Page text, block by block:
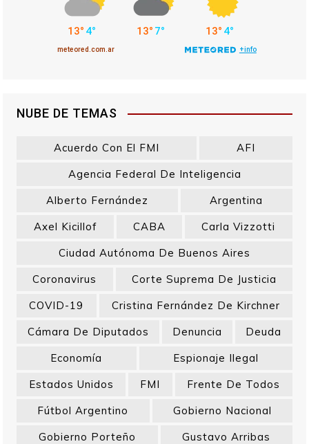
NUBE DE TEMAS
Acuerdo Con El FMI
AFI
Agencia Federal De Inteligencia
Alberto Fernández
Argentina
Axel Kicillof
CABA
Carla Vizzotti
Ciudad Autónoma De Buenos Aires
Coronavirus
Corte Suprema De Justicia
COVID-19
Cristina Fernández De Kirchner
Cámara De Diputados
Denuncia
Deuda
Economía
Espionaje Ilegal
Estados Unidos
FMI
Frente De Todos
Fútbol Argentino
Gobierno Nacional
Gobierno Porteño
Gustavo Arribas